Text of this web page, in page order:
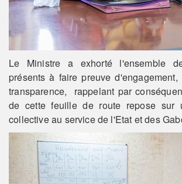
Le Ministre a exhorté l'ensemble
présents à faire preuve
transparence, rappelant par
de cette feuille de route repose sur
collective au service de l'Etat et des